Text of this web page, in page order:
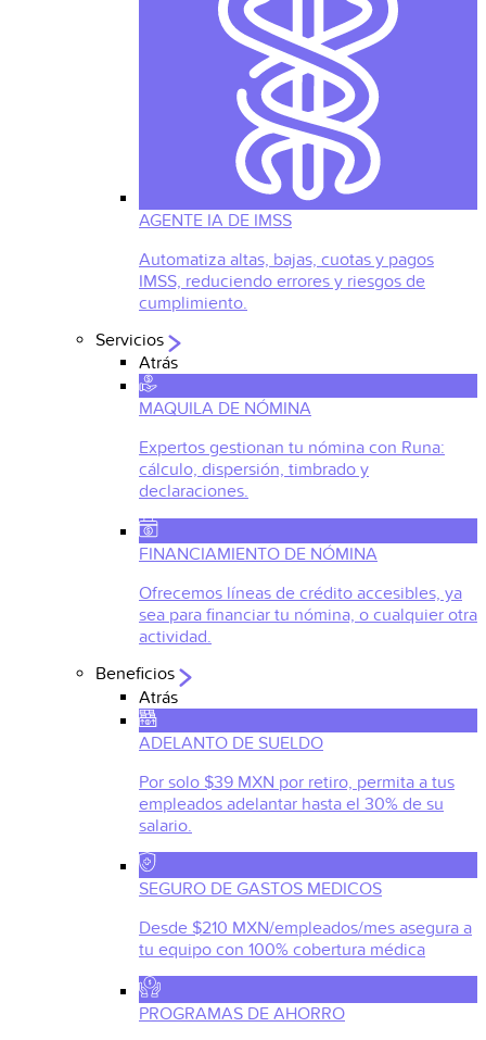
AGENTE IA DE IMSS
Automatiza altas, bajas, cuotas y pagos
IMSS, reduciendo errores y riesgos de
cumplimiento.
Servicios
Atrás
MAQUILA DE NÓMINA
Expertos gestionan tu nómina con Runa:
cálculo, dispersión, timbrado y
declaraciones.
FINANCIAMIENTO DE NÓMINA
Ofrecemos líneas de crédito accesibles, ya
sea para financiar tu nómina, o cualquier otra
actividad.
Beneficios
Atrás
ADELANTO DE SUELDO
Por solo $39 MXN por retiro, permita a tus
empleados adelantar hasta el 30% de su
salario.
SEGURO DE GASTOS MEDICOS
Desde $210 MXN/empleados/mes asegura a
tu equipo con 100% cobertura médica
PROGRAMAS DE AHORRO